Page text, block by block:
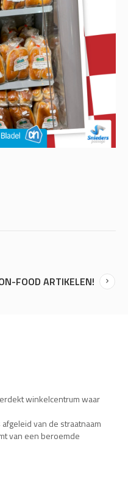
FOOD ARTIKELEN!
winkelcentrum waar
van de straatnaam
van een beroemde